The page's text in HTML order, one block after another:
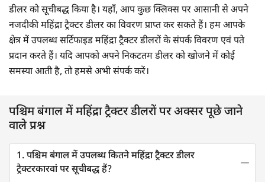
डीलर को सूचीबद्ध किया है। यहाँ, आप कुछ क्लिक्स पर आसानी से अपने
नजदीकी महिंद्रा ट्रैक्टर डीलर का विवरण प्राप्त कर सकते हैं। हम आपके
क्षेत्र में उपलब्ध सर्टिफाइड महिंद्रा ट्रैक्टर डीलरों के संपर्क विवरण एवं पते
प्रदान करते हैं। यदि आपको अपने निकटतम डीलर को खोजने में कोई
समस्या आती है, तो हमसे अभी संपर्क करें।
पश्चिम बंगाल में महिंद्रा ट्रैक्टर डीलरों पर अक्सर पूछे जाने
वाले प्रश्न
1. पश्चिम बंगाल में उपलब्ध कितने महिंद्रा ट्रैक्टर डीलर
ट्रैक्टरकारवां पर सूचीबद्ध हैं?